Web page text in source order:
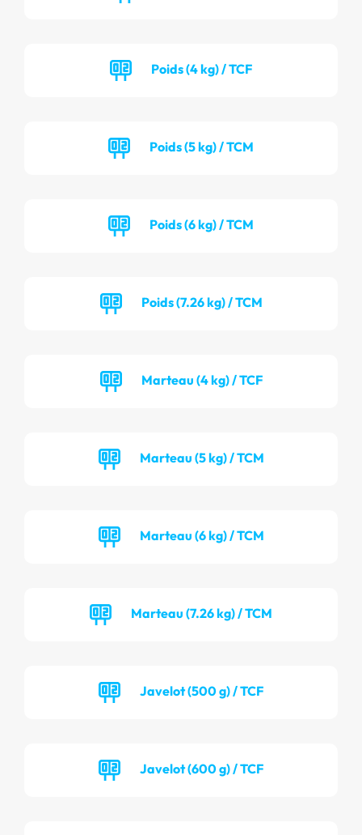
Poids (4 kg) / TCF
Poids (5 kg) / TCM
Poids (6 kg) / TCM
Poids (7.26 kg) / TCM
Marteau (4 kg) / TCF
Marteau (5 kg) / TCM
Marteau (6 kg) / TCM
Marteau (7.26 kg) / TCM
Javelot (500 g) / TCF
Javelot (600 g) / TCF